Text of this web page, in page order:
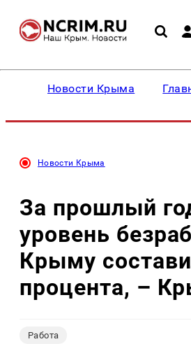
Новости Крыма
Новости Крыма
За прошлый
уровень
Крыму
процента, –
Работа